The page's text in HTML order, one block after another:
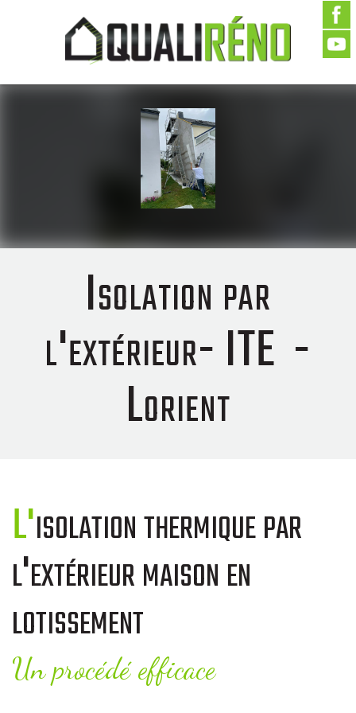
Isolation par
l'extérieur- ITE -
Lorient
L'isolation thermique par
l'extérieur maison en
lotissement
Un procédé efficace